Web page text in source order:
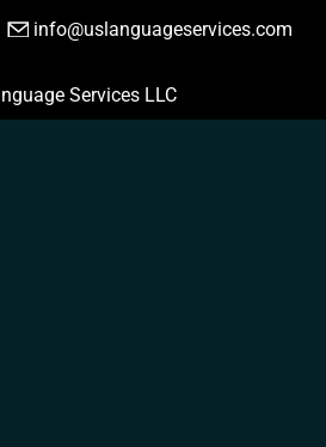
info@uslanguageservices.com
HACER PEDIDO
Services LLC